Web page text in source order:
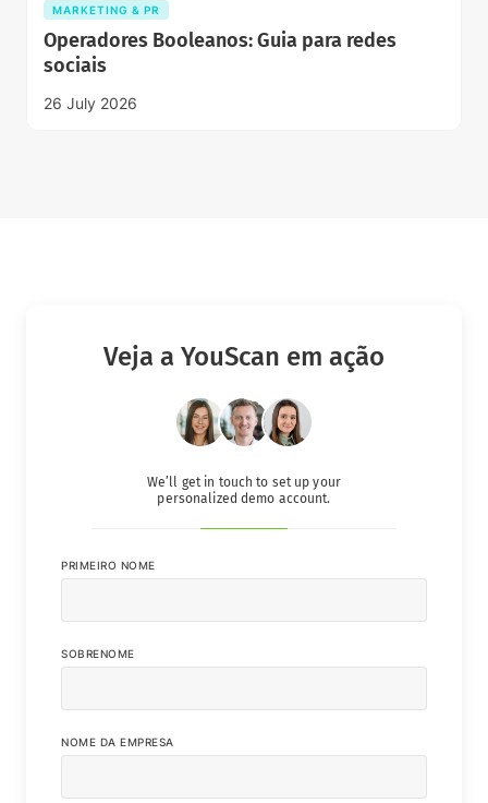
MARKETING & PR
Operadores Booleanos: Guia para redes
sociais
26 July 2026
Veja a YouScan em ação
PRIMEIRO NOME
SOBRENOME
NOME DA EMPRESA
We’ll get in touch to set up your
personalized demo account.